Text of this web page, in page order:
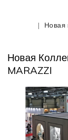
Новая
Новая
MARAZZI